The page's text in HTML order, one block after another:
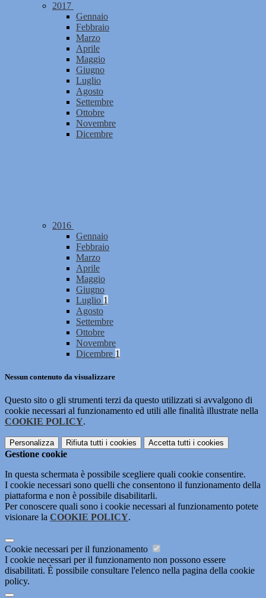
2017
Gennaio
Febbraio
Marzo
Aprile
Maggio
Giugno
Luglio
Agosto
Settembre
Ottobre
Novembre
Dicembre
2016
Gennaio
Febbraio
Marzo
Aprile
Maggio
Giugno
Luglio 1
Agosto
Settembre
Ottobre
Novembre
Dicembre 1
Nessun contenuto da visualizzare
Questo sito o gli strumenti terzi da questo utilizzati si avvalgono di
cookie necessari al funzionamento ed utili alle finalità illustrate nella
COOKIE POLICY.
Personalizza Rifiuta tutti i cookies Accetta tutti i cookies
Gestione cookie
In questa schermata è possibile scegliere quali cookie consentire.
I cookie necessari sono quelli che consentono il funzionamento della
piattaforma e non è possibile disabilitarli.
Per conoscere quali sono i cookie necessari al funzionamento potete
visionare la COOKIE POLICY.
Cookie necessari per il funzionamento
I cookie necessari per il funzionamento non possono essere
disabilitati. È possibile consultare l'elenco nella pagina della cookie
policy.